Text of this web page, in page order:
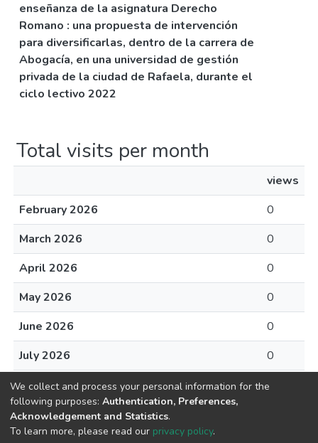
enseñanza de la asignatura Derecho
Romano : una propuesta de intervención
para diversificarlas, dentro de la carrera de
Abogacía, en una universidad de gestión
privada de la ciudad de Rafaela, durante el
ciclo lectivo 2022
Total visits per month
views
February 2026
0
March 2026
0
April 2026
0
May 2026
0
June 2026
0
July 2026
0
August 2026
0
We collect and process your personal information for the
following purposes: Authentication, Preferences,
Acknowledgement and Statistics.
To learn more, please read our privacy policy.